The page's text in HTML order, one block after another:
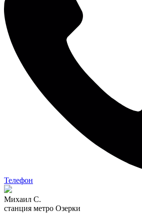
Телефон
Михаил С.
станция метро Озерки